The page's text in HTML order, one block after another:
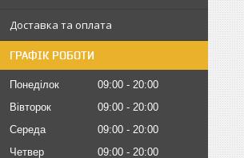
Доставка та оплата
ГРАФІК РОБОТИ
Понеділок 09:00
20:00
Вівторок
09:00
20:00
Середа
09:00
20:00
Четвер
09:00
20:00